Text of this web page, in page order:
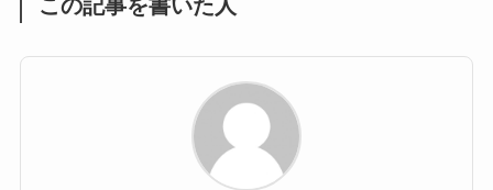
この記事を書いた人